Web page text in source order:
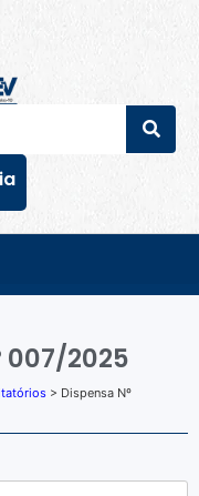
007/2025
> Dispensa Nº